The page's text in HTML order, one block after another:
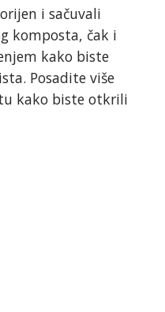
i sačuvali
komposta, čak i
kako biste
Posadite više
kako biste otkrili